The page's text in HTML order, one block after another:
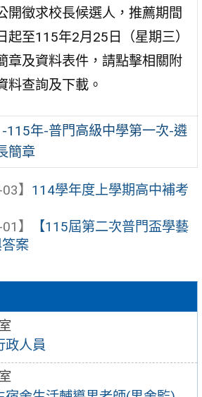
政人員
開徵求校長候選人，推薦期間
起至115年2月25日（星期三）
章及資料表件，請點擊相關附
料查詢及下載。
115年-普門高級中學第一次-遴
簡章
】 114學年度上學期高中補考
】
【115屆第二次普門盃學藝
案